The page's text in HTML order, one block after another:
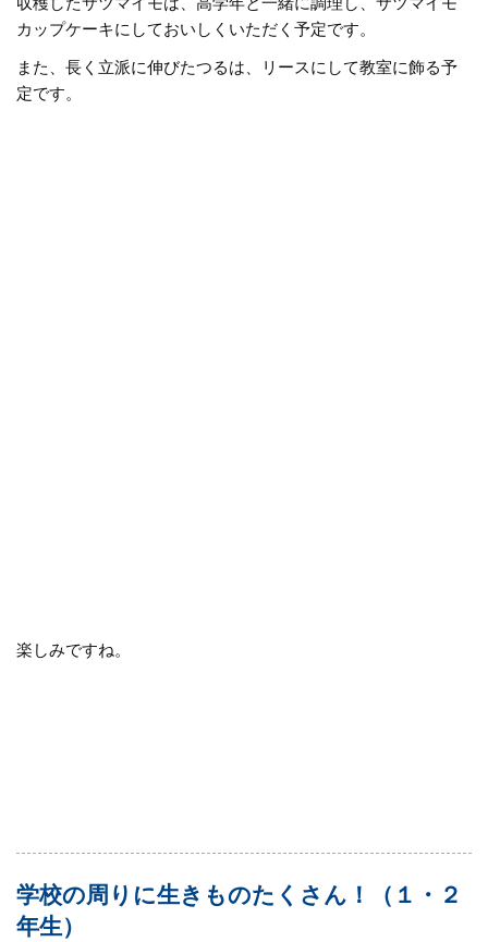
カップケーキにしておいしくいただく予定です。
また、長く立派に伸びたつるは、リースにして教室に飾る予
定です。
楽しみですね。
学校の周りに生きものたくさん！（１・２
年生）